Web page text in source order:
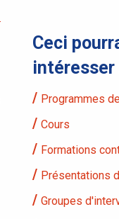
Ceci
intéresser
Programmes
Cours
Formations
Présentations
Groupes